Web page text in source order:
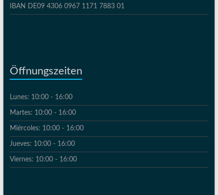
IBAN DE09 4306 0967 1171 7883 01
Öffnungszeiten
Lunes: 10:00 - 16:00
Martes: 10:00 - 16:00
Miércoles: 10:00 - 16:00
Jueves: 10:00 - 16:00
Viernes: 10:00 - 16:00